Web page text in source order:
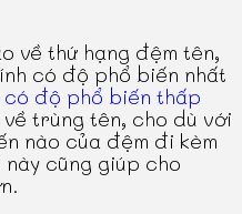
về thứ hạng đệm tên,
có độ phổ biến nhất
độ phổ biến thấp
trùng tên, cho dù với
nào của đệm đi kèm
cũng giúp cho